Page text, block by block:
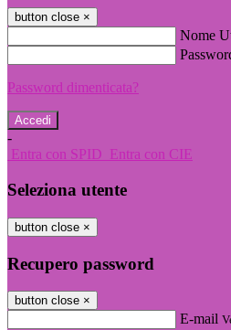
button close ×
Nome
Password dimenticata?
-
Entra con SPID Entra con CIE
Seleziona utente
button close ×
Recupero password
button close ×
E-mail